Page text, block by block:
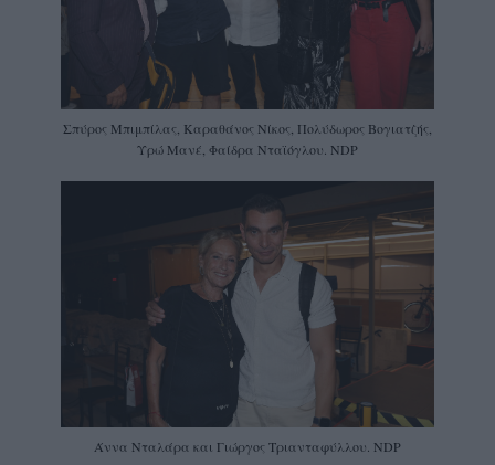
Σπύρος Μπιμπίλας, Καραθάνος Νίκος, Πολύδωρος Βογιατζής,
Υρώ Μανέ, Φαίδρα Νταϊόγλου. NDP
Άννα Νταλάρα και Γιώργος Τριανταφύλλου. NDP